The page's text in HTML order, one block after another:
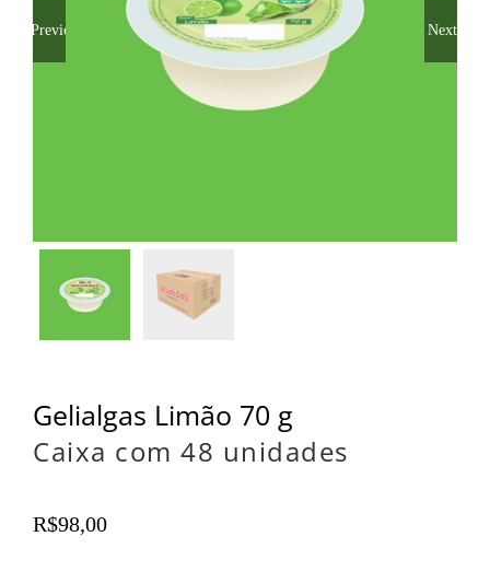
Previous Next
Gelialgas Limão 70 g
Caixa com 48 unidades
R$98,00